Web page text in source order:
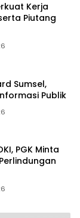
Kerja
Piutang
Sumsel,
Publik
PGK Minta